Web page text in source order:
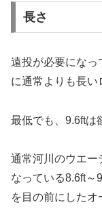
長さ
遠投が必要になっ
に通常よりも長い
最低でも、9.6ftは
通常河川のウエー
なっている8.6ft～
を目の前にしたオ